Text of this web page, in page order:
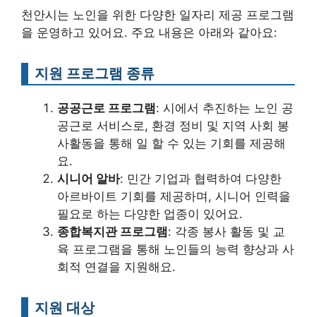
천안시는 노인을 위한 다양한 일자리 제공 프로그램
을 운영하고 있어요. 주요 내용은 아래와 같아요:
지원 프로그램 종류
공공근로 프로그램: 시에서 추진하는 노인 공
공근로 서비스로, 환경 정비 및 지역 사회 봉
사활동을 통해 일 할 수 있는 기회를 제공해
요.
시니어 알바: 민간 기업과 협력하여 다양한
아르바이트 기회를 제공하며, 시니어 인력을
필요로 하는 다양한 업종이 있어요.
종합복지관 프로그램: 각종 봉사 활동 및 교
육 프로그램을 통해 노인들의 능력 향상과 사
회적 연결을 지원해요.
지원 대상